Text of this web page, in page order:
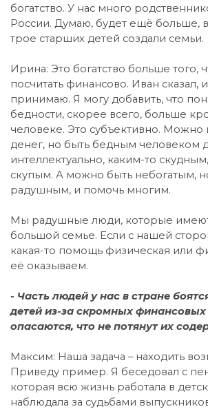
богатство. У нас много
России. Думаю, будет ещё больше,
трое старших детей создали семьи.
Ирина: Это богатство больше того,
посчитать финансово. Иван сказал,
принимаю. Я могу добавить, что
бедности, скорее всего, больше
человеке. Это субъективно. Можно
денег, но быть бедным человеком
интеллектуально, каким-то
скупым. А можно быть небогатым,
радушным, и помочь многим.
Мы радушные люди, которые имеют
большой семье. Если с нашей
какая-то помощь физическая или
её оказываем.
- Часть людей у нас в стране
детей из-за скромных
опасаются, что не потянут их
Максим: Наша задача – находить
Приведу пример. Я беседовал с
которая всю жизнь работала в
наблюдала за судьбами